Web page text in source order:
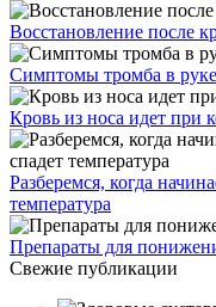
Восстановление после
Симптомы тромба в руке
Кровь из носа идет при
Разберемся, когда
температура
Препараты для
Свежие публикации